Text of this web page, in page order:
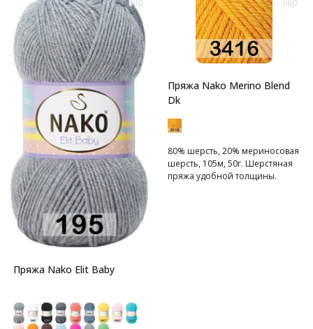
Пряжа Nako Elit Baby
Пряжа Nako Merino Blend
Dk
80% шерсть, 20% мериносовая
шерсть, 105м, 50г. Шерстяная
пряжа удобной толщины.